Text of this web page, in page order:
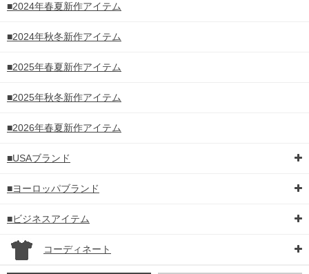
■2024年春夏新作アイテム
■2024年秋冬新作アイテム
■2025年春夏新作アイテム
■2025年秋冬新作アイテム
■2026年春夏新作アイテム
■USAブランド
■ヨーロッパブランド
■ビジネスアイテム
コーディネート